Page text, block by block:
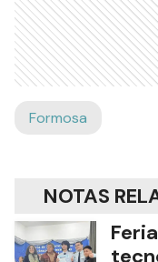
Formosa
NOTAS